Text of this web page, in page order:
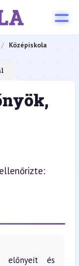
Középiskola
előnyeit és